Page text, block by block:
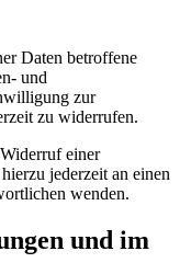
Daten betroffene
und
zur
zu widerrufen.
einer
jederzeit an einen
wenden.
und im